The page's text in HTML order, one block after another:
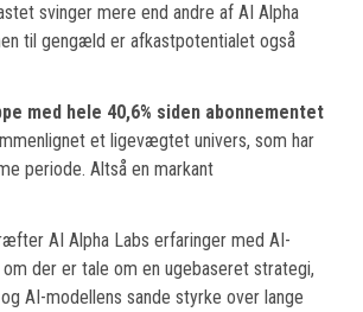
svinger mere end andre af AI Alpha
til gengæld er afkastpotentialet også
med hele 40,6% siden abonnementet
et ligevægtet univers, som har
periode. Altså en markant
AI Alpha Labs erfaringer med AI-
der er tale om en ugebaseret strategi,
AI-modellens sande styrke over lange